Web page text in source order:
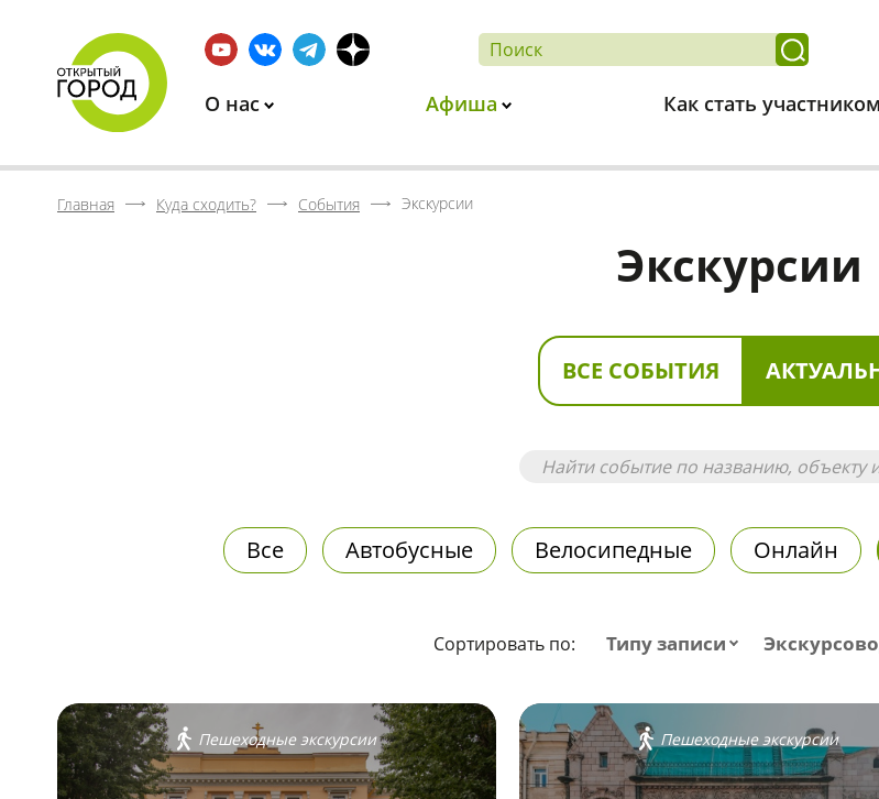
О нас Афиша Как стать
Главная Куда сходить? События Экскурсии
Экскурсии
ВСЕ СОБЫТИЯ
Все Автобусные Велосипедные Онлайн
Сортировать по: Типу записи
Пешеходные экскурсии Пешеходные экскурсии